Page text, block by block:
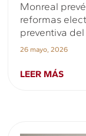
Monreal
reformas
preventiva del
26 mayo, 2026
LEER MÁS